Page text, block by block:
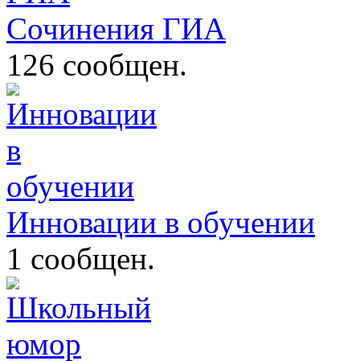
Сочинения ГИА
126 сообщен.
Инновации в обучении
1 сообщен.